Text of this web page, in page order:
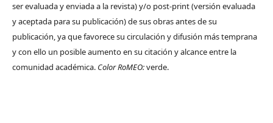
ser evaluada y enviada a la revista) y/o post-print (versión evaluada
y aceptada para su publicación) de sus obras antes de su
publicación, ya que favorece su circulación y difusión más temprana
y con ello un posible aumento en su citación y alcance entre la
comunidad académica. Color RoMEO:verde.